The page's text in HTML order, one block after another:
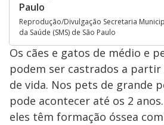
Paulo
Reprodução/Divulgação Secretaria
da Saúde (SMS) de São Paulo
Os cães e gatos de médio e
podem ser castrados a
de vida. Nos pets de grande
pode acontecer até os 2
eles têm formação óssea